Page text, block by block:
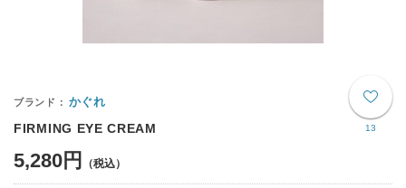
13
かぐれ
FIRMING EYE CREAM
5,280円